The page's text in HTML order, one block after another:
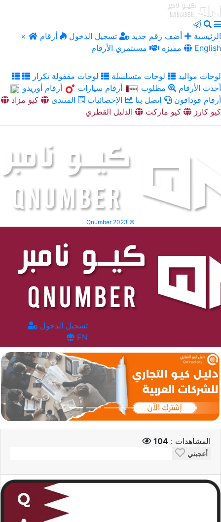
× الرئيسية أضف رقم جديد تسجيل الدخول
أرقام
مميزة
مستثمري الأرقام English
لوحات مواليد لوحات متسلسلة
لوحات مقفولة تكرار
أحدث الأرقام
مطلوب أرقام سيارات
أرقام أوريدو
أرقام فودافون
إتصل بنا الإحصائيات المنتدى
كيو مزاد
كيو كارز
كيو ماركت الدليل القطري
Qnumber 2023 ©
تسجيل الدخول
EN